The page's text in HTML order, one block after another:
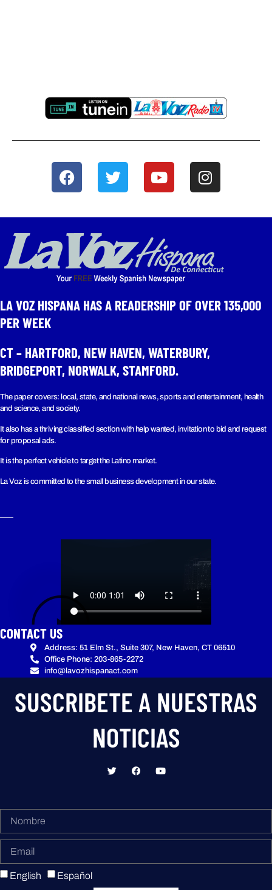
LA VOZ HISPANA HAS A READERSHIP OF OVER 135,000
PER WEEK​
CT – HARTFORD, NEW HAVEN, WATERBURY,
BRIDGEPORT, NORWALK, STAMFORD.
The paper covers: local, state, and national news, sports and entertainment, health
and science, and society.
It also has a thriving classified section with help wanted, invitation to bid and request
for proposal ads.
It is the perfect vehicle to target the Latino market.
La Voz is committed to the small business development in our state.
CONTACT US
Address: 51 Elm St., Suite 307, New Haven, CT 06510
Office Phone: 203-865-2272
info@lavozhispanact.com
SUSCRIBETE A NUESTRAS
NOTICIAS
English Español